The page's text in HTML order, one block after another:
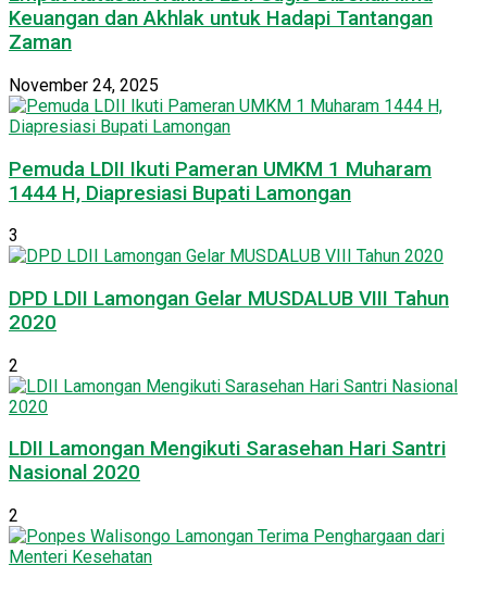
Keuangan dan Akhlak untuk Hadapi Tantangan
Zaman
November 24, 2025
Pemuda LDII Ikuti Pameran UMKM 1 Muharam
1444 H, Diapresiasi Bupati Lamongan
3
DPD LDII Lamongan Gelar MUSDALUB VIII Tahun
2020
2
LDII Lamongan Mengikuti Sarasehan Hari Santri
Nasional 2020
2